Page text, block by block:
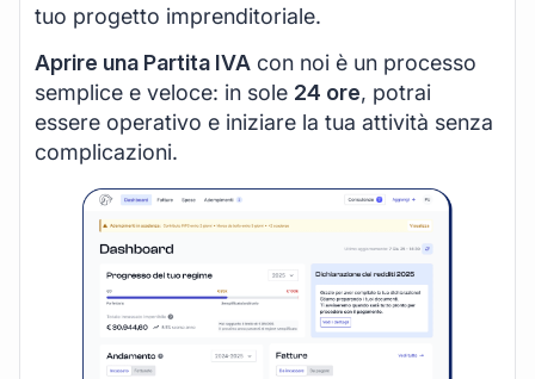
tuo progetto imprenditoriale.
Aprire una Partita IVA con noi è un processo
semplice e veloce: in sole 24 ore, potrai
essere operativo e iniziare la tua attività senza
complicazioni.